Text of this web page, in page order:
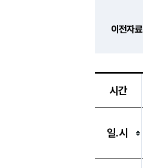
이전자료
시간
일.시